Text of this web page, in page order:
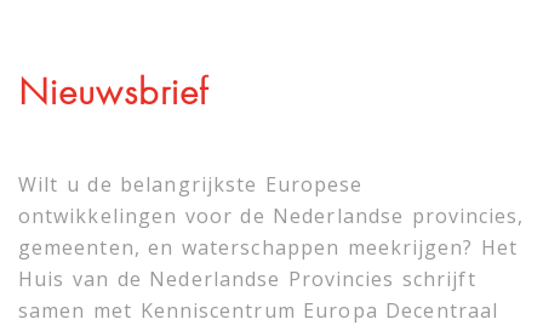
Nieuwsbrief
Wilt u de belangrijkste Europese
ontwikkelingen voor de Nederlandse provincies,
gemeenten, en waterschappen meekrijgen? Het
Huis van de Nederlandse Provincies schrijft
samen met Kenniscentrum Europa Decentraal